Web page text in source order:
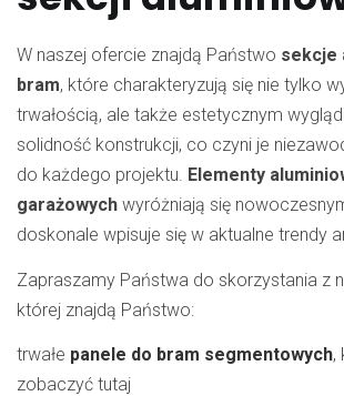
W naszej ofercie znajdą Państwo sekcje
bram, które charakteryzują się nie tylko
trwałością, ale także estetycznym
solidność konstrukcji, co czyni je
do każdego projektu. Elementy
garażowych wyróżniają się
doskonale wpisuje się w aktualne trendy
Zapraszamy Państwa do skorzystania z
której znajdą Państwo:
trwałe panele do bram segmentowych,
zobaczyć tutaj